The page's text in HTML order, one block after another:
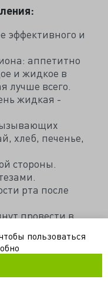
эффективного и
аппетитно
и жидкое в
лучше всего.
жидкая -
хлеб, печенье,
стороны.
рта после
провести в
придать
усадить.
определяется
массы
чтобы пользоваться